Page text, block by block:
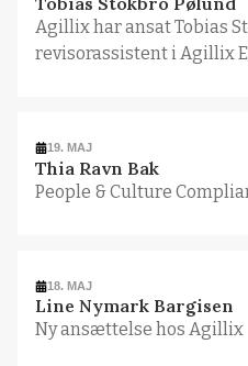
Agillix har ansat Tobias
revisorassistent i Agillix
19. MAJ
Thia Ravn Bak
People & Culture
18. MAJ
Line Nymark Bargisen
Ny ansættelse hos Agillix